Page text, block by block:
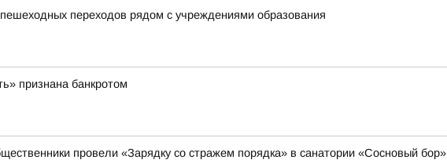
переходов рядом с учреждениями образования
признана банкротом
провели «Зарядку со стражем порядка» в санатории «Сосновый бор»